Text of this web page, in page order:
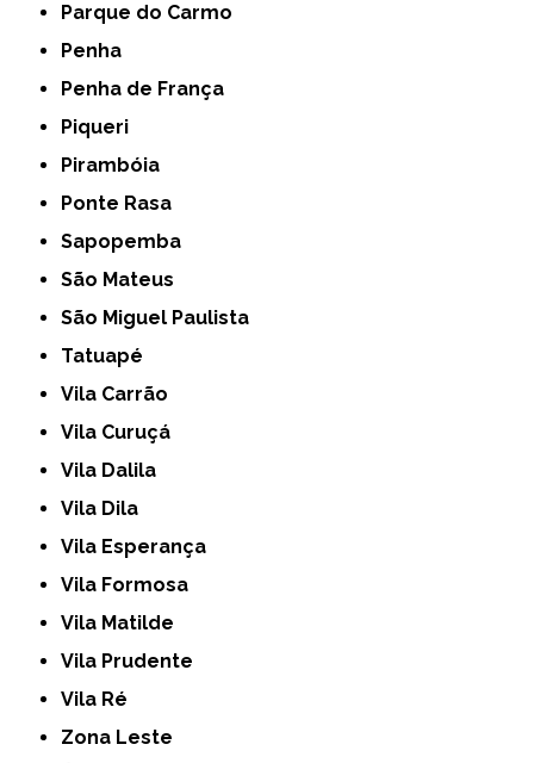
Parque do Carmo
Penha
Penha de França
Piqueri
Pirambóia
Ponte Rasa
Sapopemba
São Mateus
São Miguel Paulista
Tatuapé
Vila Carrão
Vila Curuçá
Vila Dalila
Vila Dila
Vila Esperança
Vila Formosa
Vila Matilde
Vila Prudente
Vila Ré
Zona Leste